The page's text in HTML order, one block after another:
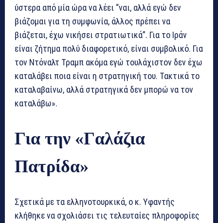
ύστερα από μία ώρα να λέει “ναι, αλλά εγώ δεν
βιάζομαι για τη συμφωνία, άλλος πρέπει να
βιάζεται, έχω νικήσει στρατιωτικά”. Για το Ιράν
είναι ζήτημα πολύ διαφορετικό, είναι συμβολικό. Για
τον Ντόναλτ Τραμπ ακόμα εγώ τουλάχιστον δεν έχω
καταλάβει ποια είναι η στρατηγική του. Τακτικά το
καταλαβαίνω, αλλά στρατηγικά δεν μπορώ να τον
καταλάβω».
Για την «Γαλάζια
Πατρίδα»
Σχετικά με τα ελληνοτουρκικά, ο κ. Υφαντής
κλήθηκε να σχολιάσει τις τελευταίες πληροφορίες